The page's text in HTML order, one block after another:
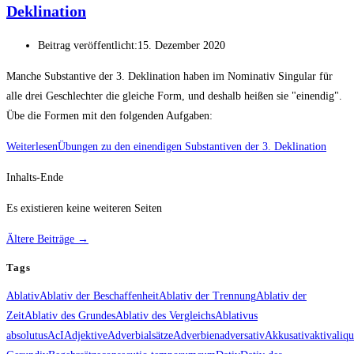
Deklination
Beitrag veröffentlicht:15. Dezember 2020
Manche Substantive der 3. Deklination haben im Nominativ Singular für
alle drei Geschlechter die gleiche Form, und deshalb heißen sie "einendig".
Übe die Formen mit den folgenden Aufgaben:
WeiterlesenÜbungen zu den einendigen Substantiven der 3. Deklination
Inhalts-Ende
Es existieren keine weiteren Seiten
Ältere Beiträge →
Tags
AblativAblativ der BeschaffenheitAblativ der TrennungAblativ der
ZeitAblativ des GrundesAblativ des VergleichsAblativus
absolutusAcIAdjektiveAdverbialsätzeAdverbienadversativAkkusativaktiv